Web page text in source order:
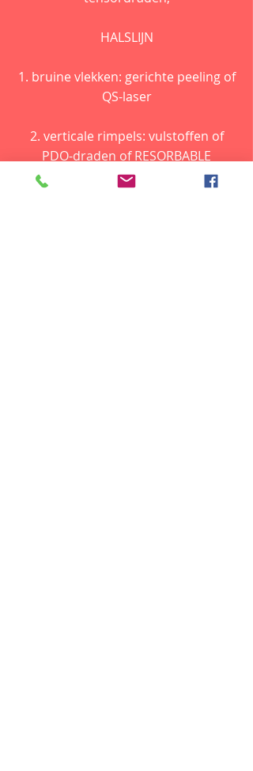
HALSLIJN
1. bruine vlekken: gerichte peeling of
QS-laser
2. verticale rimpels: vulstoffen of
PDO-draden of RESORBABLE
spanningsdraden;